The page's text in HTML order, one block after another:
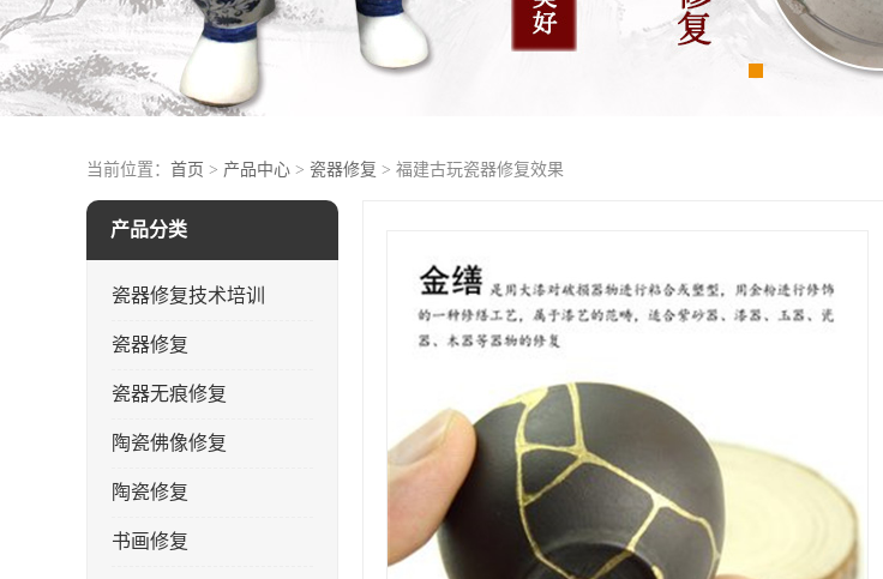
当前位置： 首页 > 产品中心 > 瓷器修复 > 福建古玩瓷器修复效果
产品分类
瓷器修复技术培训
瓷器修复
瓷器无痕修复
陶瓷佛像修复
陶瓷修复
书画修复